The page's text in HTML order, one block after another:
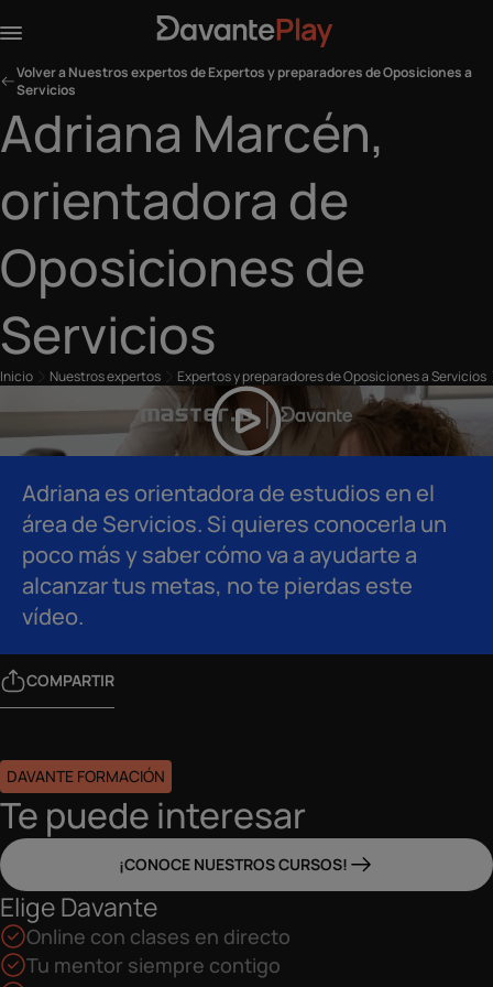
Volver a Nuestros expertos de Expertos y preparadores de Oposiciones a
Servicios
Adriana Marcén,
orientadora de
Oposiciones de
Servicios
Inicio Nuestros expertos Expertos y preparadores de Oposiciones a Servicios
Adriana es orientadora de estudios en el
área de Servicios. Si quieres conocerla un
poco más y saber cómo va a ayudarte a
alcanzar tus metas, no te pierdas este
vídeo.
COMPARTIR
DAVANTE FORMACIÓN
Te puede interesar
¡CONOCE NUESTROS CURSOS!
Elige Davante
Online con clases en directo
Tu mentor siempre contigo